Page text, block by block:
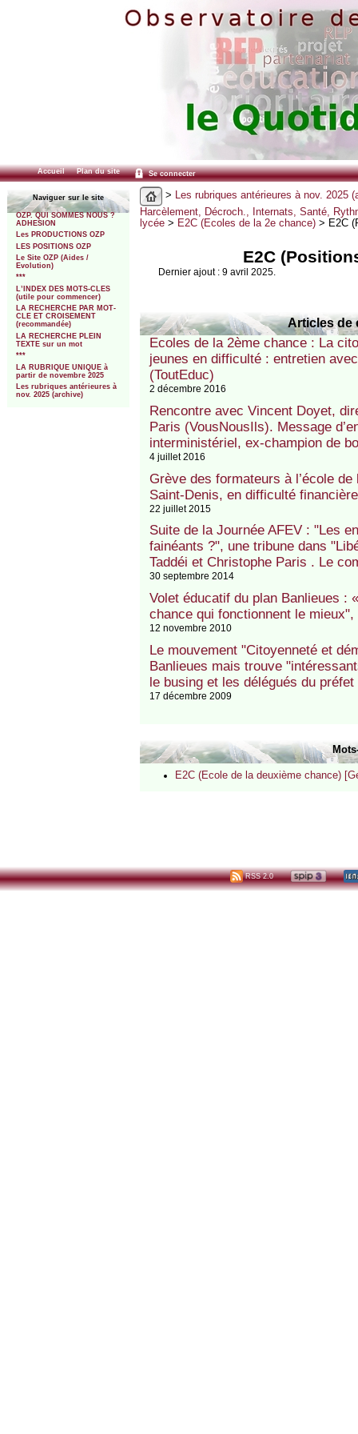
Accueil Plan du site Se connecter
Naviguer sur le site
OZP. QUI SOMMES NOUS ?
ADHESION
Les PRODUCTIONS OZP
LES POSITIONS OZP
Le Site OZP (Aides /
Evolution)
***
L’INDEX DES MOTS-CLES
(utile pour commencer)
LA RECHERCHE PAR MOT-
CLE ET CROISEMENT
(recommandée)
LA RECHERCHE PLEIN
TEXTE sur un mot
***
LA RUBRIQUE UNIQUE à
partir de novembre 2025
Les rubriques antérieures à
nov. 2025 (archive)
> Les rubriques antérieures à nov. 2025
Harcèlement, Décroch., Internats, Santé,
lycée> E2C (Ecoles de la 2e chance)> E2C
E2C
Dernier ajout : 9 avril 2025.
Articles de
Ecoles de la 2ème chance : La
jeunes en difficulté : entretien
(ToutEduc)
2 décembre 2016
Rencontre avec Vincent Doyet,
Paris (VousNousIls). Message
interministériel, ex-champion de
4 juillet 2016
Grève des formateurs à l’école
Saint-Denis, en difficulté
22 juillet 2015
Suite de la Journée AFEV : "Les
fainéants ?", une tribune dans
Taddéi et Christophe Paris . Le
30 septembre 2014
Volet éducatif du plan Banlieues :
chance qui fonctionnent le
12 novembre 2010
Le mouvement "Citoyenneté et
Banlieues mais trouve
le busing et les délégués du préfet
17 décembre 2009
E2C (Ecole de la deuxième chance)
RSS 2.0